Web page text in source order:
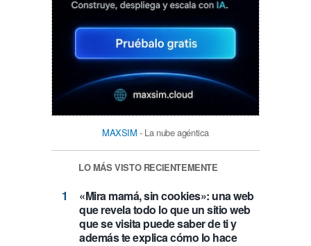
MAXSIM - La nube agéntica
LO MÁS VISTO RECIENTEMENTE
«Mira mamá, sin cookies»: una web
que revela todo lo que un sitio web
que se visita puede saber de ti y
además te explica cómo lo hace